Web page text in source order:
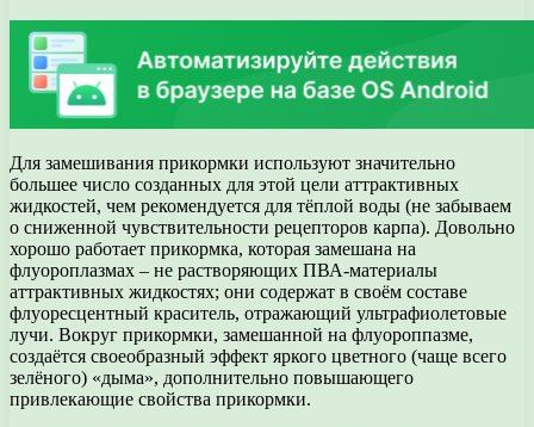
Для замешивания прикормки используют значительно
большее число созданных для этой цели аттрактивных
жидкостей, чем рекомендуется для тёплой воды (не забываем
о сниженной чувствительности рецепторов карпа). Довольно
хорошо работает прикормка, которая замешана на
флуороплазмах – не растворяющих ПВА-материалы
аттрактивных жидкостях; они содержат в своём составе
флуоресцентный краситель, отражающий ультрафиолетовые
лучи. Вокруг прикормки, замешанной на флуороппазме,
создаётся своеобразный эффект яркого цветного (чаще всего
зелёного) «дыма», дополнительно повышающего
привлекающие свойства прикормки.